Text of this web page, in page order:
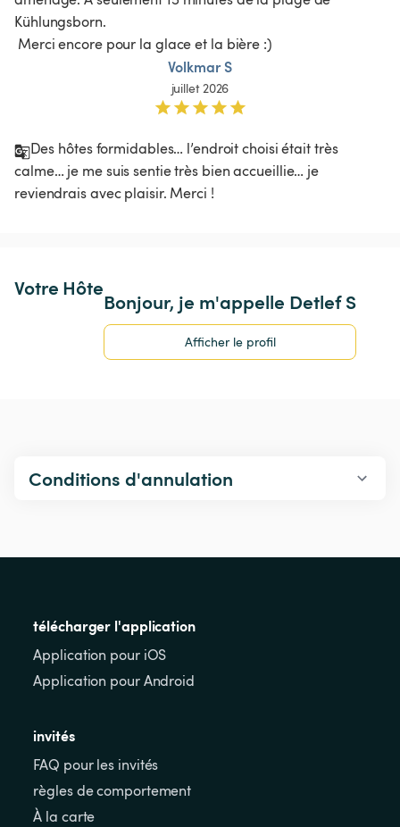
Kühlungsborn.
Merci encore pour la glace et la bière :)
Volkmar S
juillet 2026
Des hôtes formidables… l’endroit choisi était très
calme… je me suis sentie très bien accueillie… je
reviendrais avec plaisir. Merci !
Votre Hôte
Bonjour, je m'appelle Detlef S
Afficher le profil
Conditions d'annulation
télécharger l'application
Application pour iOS
Application pour Android
invités
FAQ pour les invités
règles de comportement
À la carte